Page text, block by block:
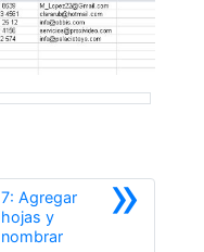
»
7: Agregar
hojas y
nombrarSiguiente